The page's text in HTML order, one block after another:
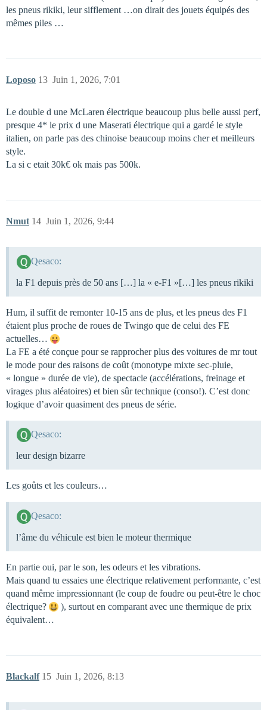
les pneus rikiki, leur sifflement …on dirait des jouets équipés des
mêmes piles …
Loposo Juin 1, 2026, 7:01
13
Le double d une McLaren électrique beaucoup plus belle aussi perf,
presque 4* le prix d une Maserati électrique qui a gardé le style
italien, on parle pas des chinoise beaucoup moins cher et meilleurs
style.
La si c etait 30k€ ok mais pas 500k.
Nmut Juin 1, 2026, 9:44
14
Qesaco:
la F1 depuis près de 50 ans […] la « e-F1 »[…] les pneus rikiki
Hum, il suffit de remonter 10-15 ans de plus, et les pneus des F1
étaient plus proche de roues de Twingo que de celui des FE
actuelles…
La FE a été conçue pour se rapprocher plus des voitures de mr tout
le mode pour des raisons de coût (monotype mixte sec-pluie,
« longue » durée de vie), de spectacle (accélérations, freinage et
virages plus aléatoires) et bien sûr technique (conso!). C’est donc
logique d’avoir quasiment des pneus de série.
Qesaco:
leur design bizarre
Les goûts et les couleurs…
Qesaco:
l’âme du véhicule est bien le moteur thermique
En partie oui, par le son, les odeurs et les vibrations.
Mais quand tu essaies une électrique relativement performante, c’est
quand même impressionnant (le coup de foudre ou peut-être le choc
électrique?
), surtout en comparant avec une thermique de prix
équivalent…
Blackalf Juin 1, 2026, 8:13
15